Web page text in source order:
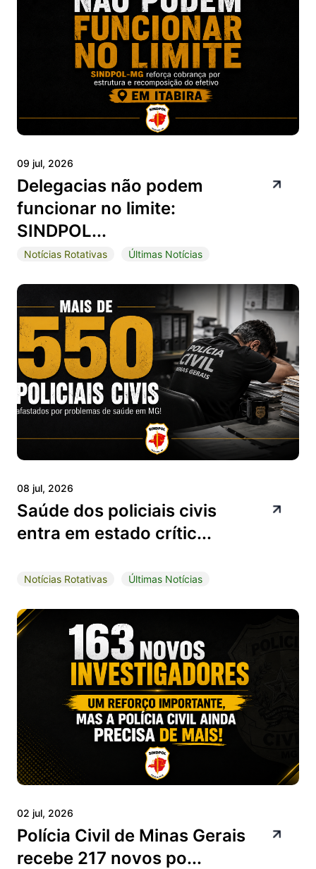
09 jul, 2026
Delegacias não podem
funcionar no limite:
SINDPOL...
Notícias Rotativas Últimas Notícias
08 jul, 2026
Saúde dos policiais civis
entra em estado crític...
Notícias Rotativas Últimas Notícias
02 jul, 2026
Polícia Civil de Minas Gerais
recebe 217 novos po...